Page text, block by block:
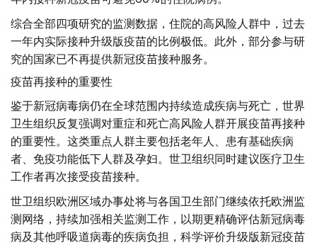
综合全部四项研究的监测数据，住院的高风险人群中，过去
一年内实际接种升级版疫苗的比例极低。此外，部分参与研
究的国家已不再提供新冠疫苗接种服务。
疫苗再接种的重要性
鉴于新冠病毒病仍在全球范围内持续造成疾病与死亡，世界
卫生组织反复强调对重症和死亡高风险人群开展疫苗再接种
的重要性。这类重点人群主要包括老年人、患有基础疾病
者、免疫功能低下人群及孕妇。世卫组织同时建议医疗卫生
工作者再次接受疫苗接种。
世卫组织欧洲区域办事处将与各国卫生部门继续依托欧洲监
测网络，持续加强相关监测工作，以期更精确评估新冠病毒
病及其他呼吸道病毒的疾病负担，科学评价升级版新冠疫苗